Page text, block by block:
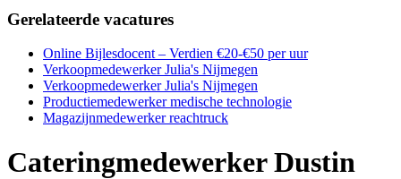
Gerelateerde vacatures
Online Bijlesdocent – Verdien €20-€50 per uur
Verkoopmedewerker Julia's Nijmegen
Verkoopmedewerker Julia's Nijmegen
Productiemedewerker medische technologie
Magazijnmedewerker reachtruck
Cateringmedewerker Dustin